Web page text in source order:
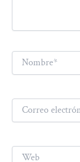
Nombre*
Correo
electrónico*
Web